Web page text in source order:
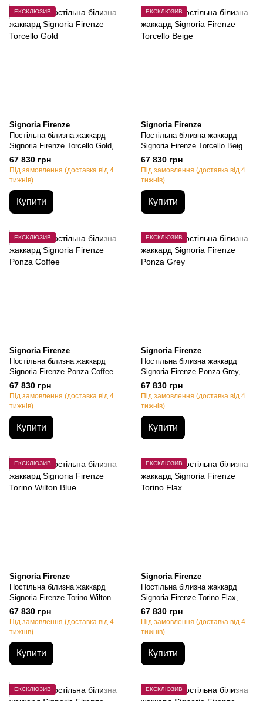
ЕКСКЛЮЗИВ
Signoria Firenze
Постільна білизна жаккард
Signoria Firenze Torcello Gold,
Євро, 50х70см (2шт),
200х220см, 270х290см
67 830 грн
Під замовлення (доставка від 4
тижнів)
Купити
ЕКСКЛЮЗИВ
Signoria Firenze
Постільна білизна жаккард
Signoria Firenze Torcello Beige,
Євро, 50х70см (2шт),
200х220см, 270х290см
67 830 грн
Під замовлення (доставка від 4
тижнів)
Купити
ЕКСКЛЮЗИВ
Signoria Firenze
Постільна білизна жаккард
Signoria Firenze Ponza Coffee,
Євро, 50х70см (2шт),
200х220см, 270х290см
67 830 грн
Під замовлення (доставка від 4
тижнів)
Купити
ЕКСКЛЮЗИВ
Signoria Firenze
Постільна білизна жаккард
Signoria Firenze Ponza Grey,
Євро, 50х70см (2шт),
200х220см, 270х290см
67 830 грн
Під замовлення (доставка від 4
тижнів)
Купити
ЕКСКЛЮЗИВ
Signoria Firenze
Постільна білизна жаккард
Signoria Firenze Torino Wilton
Blue, Євро, 50х70см (2шт),
200х220см, 270х290см
67 830 грн
Під замовлення (доставка від 4
тижнів)
Купити
ЕКСКЛЮЗИВ
Signoria Firenze
Постільна білизна жаккард
Signoria Firenze Torino Flax,
Євро, 50х70см (2шт),
200х220см, 270х290см
67 830 грн
Під замовлення (доставка від 4
тижнів)
Купити
ЕКСКЛЮЗИВ ЕКСКЛЮЗИВ